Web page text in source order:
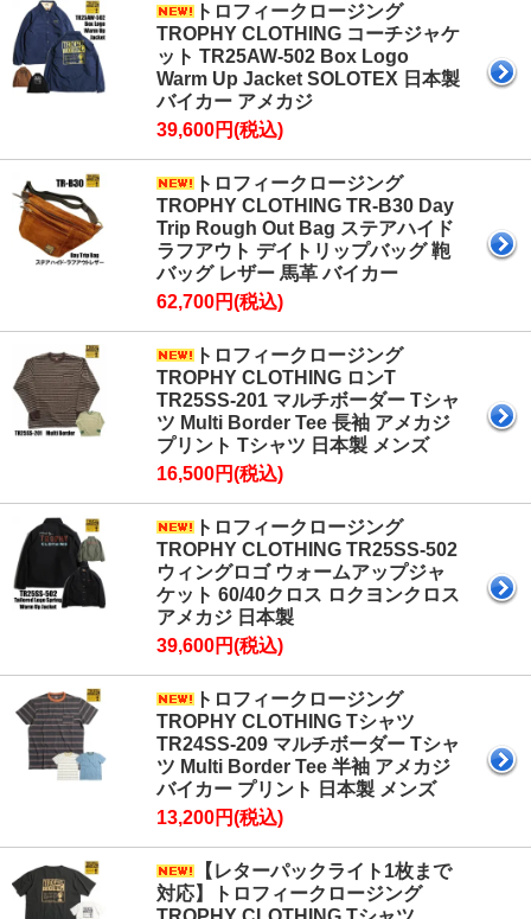
トロフィークロージング
TROPHY CLOTHING コーチジャケ
ット TR25AW-502 Box Logo
Warm Up Jacket SOLOTEX 日本製
バイカー アメカジ
39,600円(税込)
トロフィークロージング
TROPHY CLOTHING TR-B30 Day
Trip Rough Out Bag ステアハイド
ラフアウト デイトリップバッグ 鞄
バッグ レザー 馬革 バイカー
62,700円(税込)
トロフィークロージング
TROPHY CLOTHING ロンT
TR25SS-201 マルチボーダー Tシャ
ツ Multi Border Tee 長袖 アメカジ
プリント Tシャツ 日本製 メンズ
16,500円(税込)
トロフィークロージング
TROPHY CLOTHING TR25SS-502
ウィングロゴ ウォームアップジャ
ケット 60/40クロス ロクヨンクロス
アメカジ 日本製
39,600円(税込)
トロフィークロージング
TROPHY CLOTHING Tシャツ
TR24SS-209 マルチボーダー Tシャ
ツ Multi Border Tee 半袖 アメカジ
バイカー プリント 日本製 メンズ
13,200円(税込)
【レターパックライト1枚まで
対応】トロフィークロージング